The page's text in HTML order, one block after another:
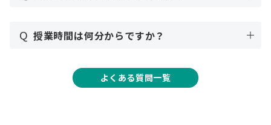
Q 授業時間は何分からですか？
よくある質問一覧